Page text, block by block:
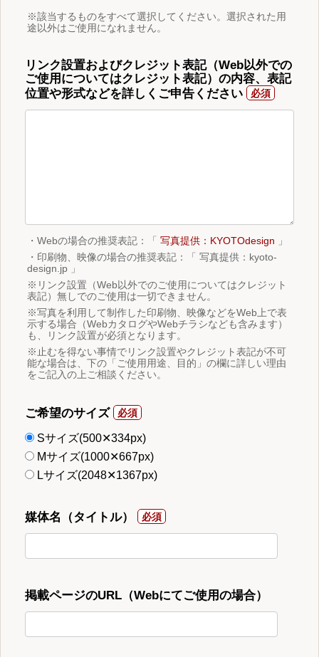
※該当するものをすべて選択してください。選択された用
途以外はご使用になれません。
リンク設置およびクレジット表記（Web以外での
ご使用についてはクレジット表記）の内容、表記
位置や形式などを詳しくご申告ください
・Webの場合の推奨表記：「 写真提供：KYOTOdesign 」
・印刷物、映像の場合の推奨表記：「 写真提供：kyoto-
design.jp 」
※リンク設置（Web以外でのご使用についてはクレジット
表記）無しでのご使用は一切できません。
※写真を利用して制作した印刷物、映像などをWeb上で表
示する場合（WebカタログやWebチラシなども含みます）
も、リンク設置が必須となります。
※止むを得ない事情でリンク設置やクレジット表記が不可
能な場合は、下の「ご使用用途、目的」の欄に詳しい理由
をご記入の上ご相談ください。
ご希望のサイズ
Sサイズ(500✕334px)
Mサイズ(1000✕667px)
Lサイズ(2048✕1367px)
媒体名（タイトル）
掲載ページのURL（Webにてご使用の場合）